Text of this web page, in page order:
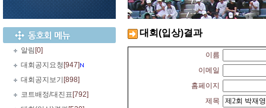
알림 [0]
대회공지요청 [947]
대회공지보기 [898]
코트배정/대진표 [792]
대회(입상)결과
이름
이메일
홈페이지
제목